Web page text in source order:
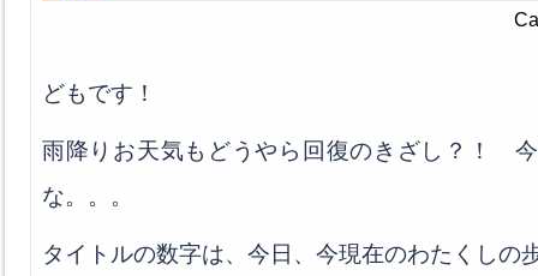
どもです！
雨降りお天気もどうやら回復のきざし？！
な。。。
タイトルの数字は、今日、今現在のわたくしの